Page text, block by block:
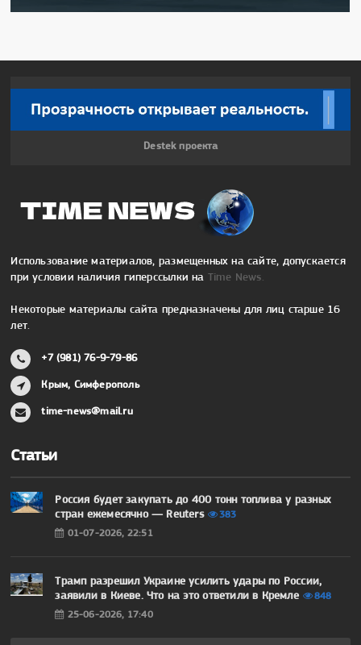
Destek проекта
Использование материалов, размещенных на сайте, допускается
при условии наличия гиперссылки на Time News.
Некоторые материалы сайта предназначены для лиц старше 16
лет.
+7 (981) 76-9-79-86
Крым, Симферополь
time-news@mail.ru
Статьи
Россия будет закупать до 400 тонн топлива у разных
стран ежемесячно — Reuters
383
01-07-2026, 22:51
Трамп разрешил Украине усилить удары по России,
заявили в Киеве. Что на это ответили в Кремле
848
25-06-2026, 17:40